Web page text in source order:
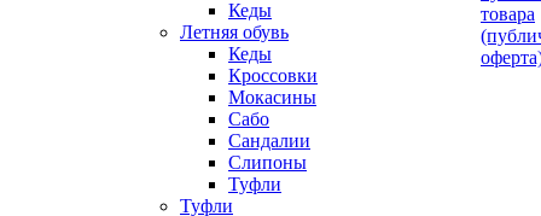
Кеды
Летняя обувь
Кеды
Кроссовки
Мокасины
Сабо
Сандалии
Слипоны
Туфли
Туфли
товара